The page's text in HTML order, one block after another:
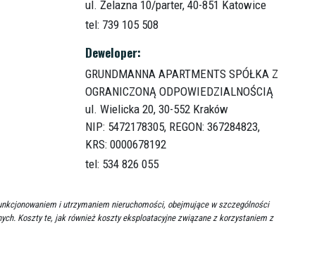
ul. Żelazna 10/parter, 40-851 Katowice
tel: 739 105 508
Deweloper:
GRUNDMANNA APARTMENTS SPÓŁKA Z
OGRANICZONĄ ODPOWIEDZIALNOŚCIĄ
ul. Wielicka 20, 30-552 Kraków
NIP: 5472178305, REGON: 367284823,
KRS: 0000678192
tel: 534 826 055
i utrzymaniem nieruchomości, obejmujące w szczególności
Koszty te, jak również koszty eksploatacyjne związane z korzystaniem z